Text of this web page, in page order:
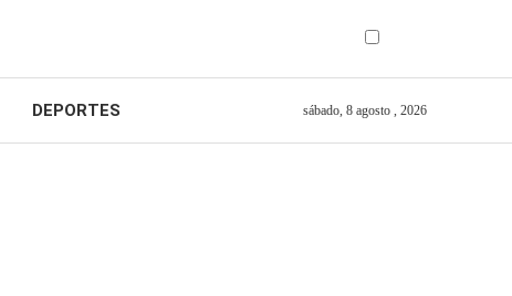
DEPORTES sábado, 8 agosto , 2026